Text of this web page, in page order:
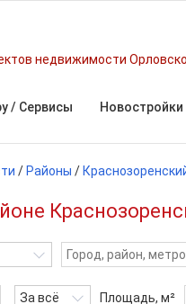
недвижимости
/ Сервисы Новостройки
/ Районы /
За всё Площадь, м²